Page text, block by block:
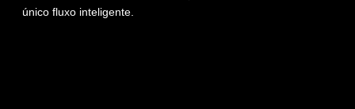
único fluxo inteligente.